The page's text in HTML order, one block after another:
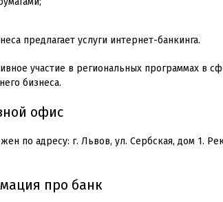
предлагает услуги интернет-банкинга.
участие в региональных программах в
бизнеса.
офис
по адресу: г. Львов, ул. Сербская, дом 1.
про банк